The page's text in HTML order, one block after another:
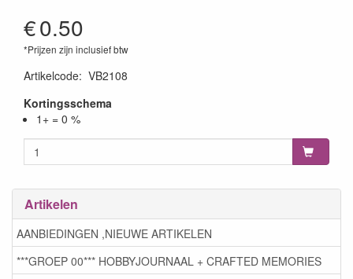
€0.50
*Prijzen zijn inclusief btw
Artikelcode: VB2108
Kortingsschema
1+ = 0 %
Artikelen
AANBIEDINGEN ,NIEUWE ARTIKELEN
***GROEP 00*** HOBBYJOURNAAL + CRAFTED MEMORIES